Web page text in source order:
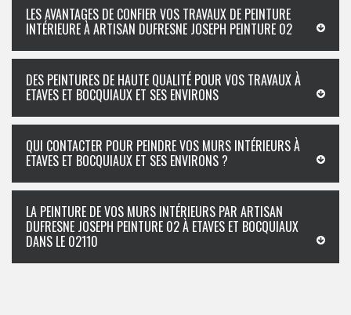
LES AVANTAGES DE CONFIER VOS TRAVAUX DE PEINTURE
INTÉRIEURE À ARTISAN DUFRESNE JOSEPH PEINTURE 02
DES PEINTURES DE HAUTE QUALITÉ POUR VOS TRAVAUX À
ETAVES ET BOCQUIAUX ET SES ENVIRONS
QUI CONTACTER POUR PEINDRE VOS MURS INTÉRIEURS À
ETAVES ET BOCQUIAUX ET SES ENVIRONS ?
LA PEINTURE DE VOS MURS INTÉRIEURS PAR ARTISAN
DUFRESNE JOSEPH PEINTURE 02 À ETAVES ET BOCQUIAUX
DANS LE 02110